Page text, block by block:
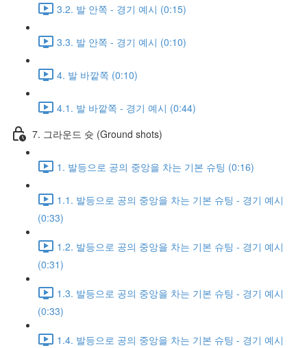
3.2. 발 안쪽 - 경기 예시 (0:15)
3.3. 발 안쪽 - 경기 예시 (0:10)
4. 발 바깥쪽 (0:10)
4.1. 발 바깥쪽 - 경기 예시 (0:44)
7. 그라운드 슛 (Ground shots)
1. 발등으로 공의 중앙을 차는 기본 슈팅 (0:16)
1.1. 발등으로 공의 중앙을 차는 기본 슈팅 - 경기 예시
(0:33)
1.2. 발등으로 공의 중앙을 차는 기본 슈팅 - 경기 예시
(0:31)
1.3. 발등으로 공의 중앙을 차는 기본 슈팅 - 경기 예시
(0:33)
1.4. 발등으로 공의 중앙을 차는 기본 슈팅 - 경기 예시